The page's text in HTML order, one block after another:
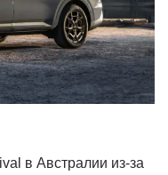
в Австралии из-за